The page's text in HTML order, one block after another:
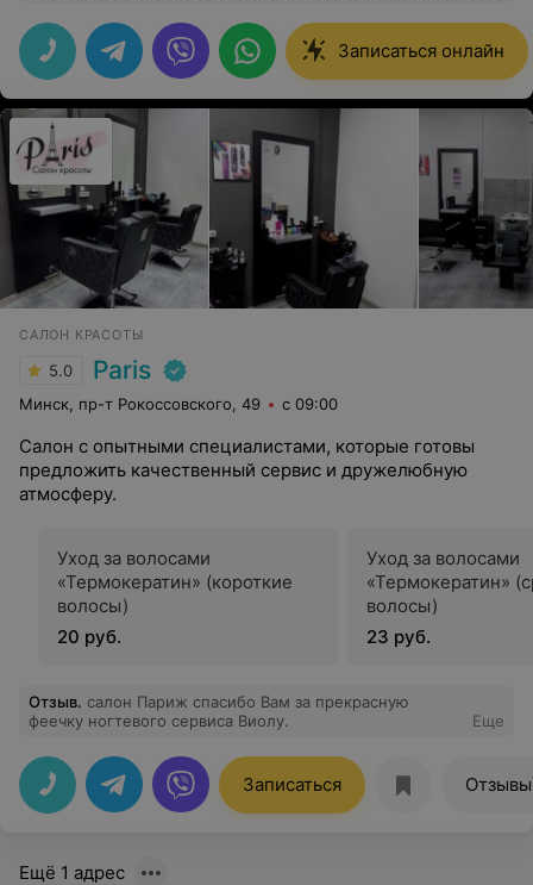
часов и ничего не скаталось и не осыпалось. Очень
профессиональный подход. Рекомендую!Записаться онлайн
САЛОН КРАСОТЫ
5.0 Paris
Минск, пр-т Рокоссовского, 49 с 09:00
Салон с опытными специалистами, которые готовы
предложить качественный сервис и дружелюбную
атмосферу.
Уход за волосами
«Термокератин» (короткие
волосы)
20 руб.
Уход за волосами
«Термокератин»
волосы)
23 руб.
Отзыв. салон Париж спасибо Вам за прекрасную
феечку ногтевого сервиса Виолу.
Еще
Записаться Отзывы
Ещё 1 адрес